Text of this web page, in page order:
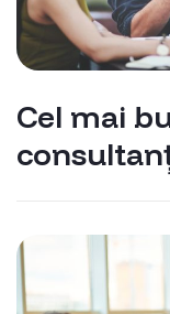
Cel mai